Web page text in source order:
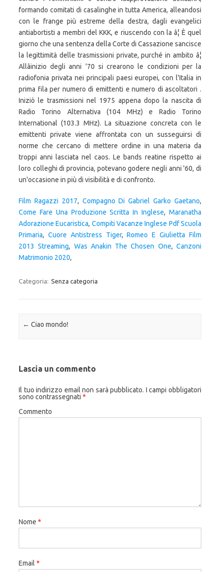
Film Ragazzi 2017, Compagno Di Gabriel Garko Gaetano,
Come Fare Una Produzione Scritta In Inglese,Maranatha
Adorazione Eucaristica, Compiti Vacanze Inglese Pdf Scuola
Primaria, Cuore Antistress Tiger,Romeo E Giulietta Film
2013 Streaming, Was Anakin The Chosen One,Canzoni
Matrimonio 2020,
Categoria: Senza categoria
Navigazione articolo
← Ciao mondo!
Lascia un commento
Il tuo indirizzo email non sarà pubblicato. I campi obbligatori
sono contrassegnati *
Commento
Nome *
Email *